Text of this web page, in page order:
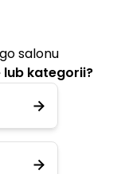
salonu
lub kategorii?